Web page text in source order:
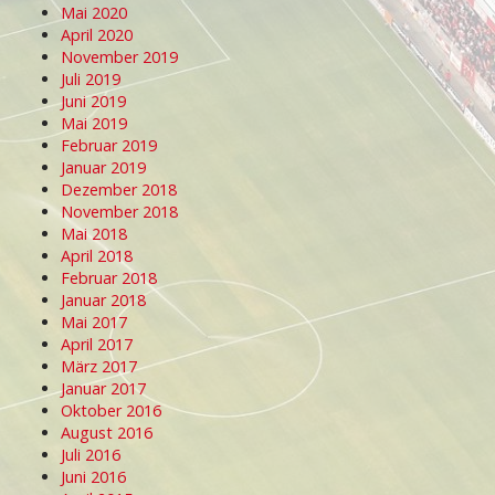
Mai 2020
April 2020
November 2019
Juli 2019
Juni 2019
Mai 2019
Februar 2019
Januar 2019
Dezember 2018
November 2018
Mai 2018
April 2018
Februar 2018
Januar 2018
Mai 2017
April 2017
März 2017
Januar 2017
Oktober 2016
August 2016
Juli 2016
Juni 2016